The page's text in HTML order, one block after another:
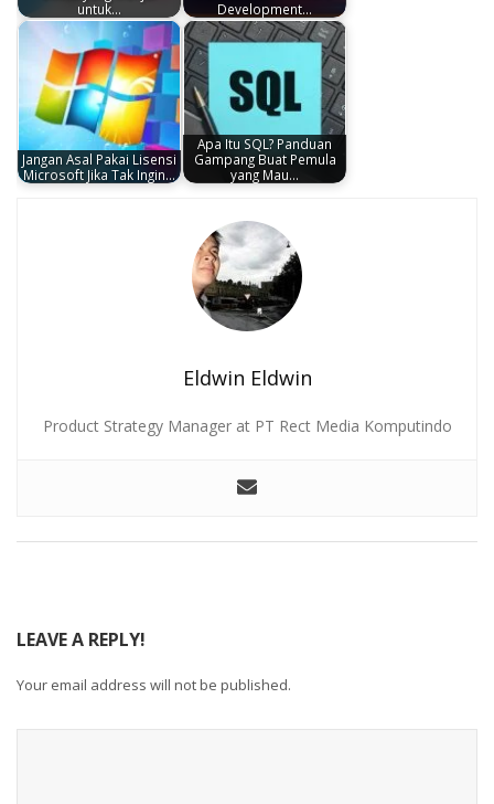
untuk…
Development…
Jangan Asal Pakai Lisensi
Microsoft Jika Tak Ingin…
Apa Itu SQL? Panduan
Gampang Buat Pemula
yang Mau…
Eldwin Eldwin
Product Strategy Manager at PT Rect Media Komputindo
LEAVE A REPLY!
Your email address will not be published.